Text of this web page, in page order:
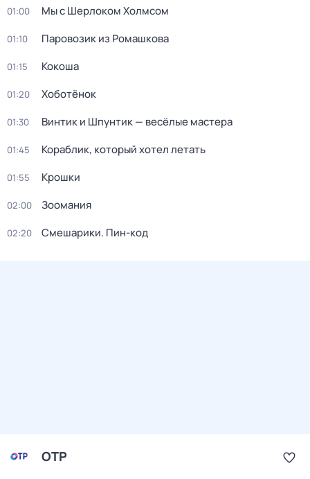
01:00 Мы с Шерлоком Холмсом
01:10 Паровозик из Ромашкова
01:15 Кокоша
01:20 Хоботёнок
01:30 Винтик и Шпунтик — весёлые мастера
01:45 Кораблик, который хотел летать
01:55 Крошки
02:00 Зоомания
02:20 Смешарики. Пин-код
ОТР